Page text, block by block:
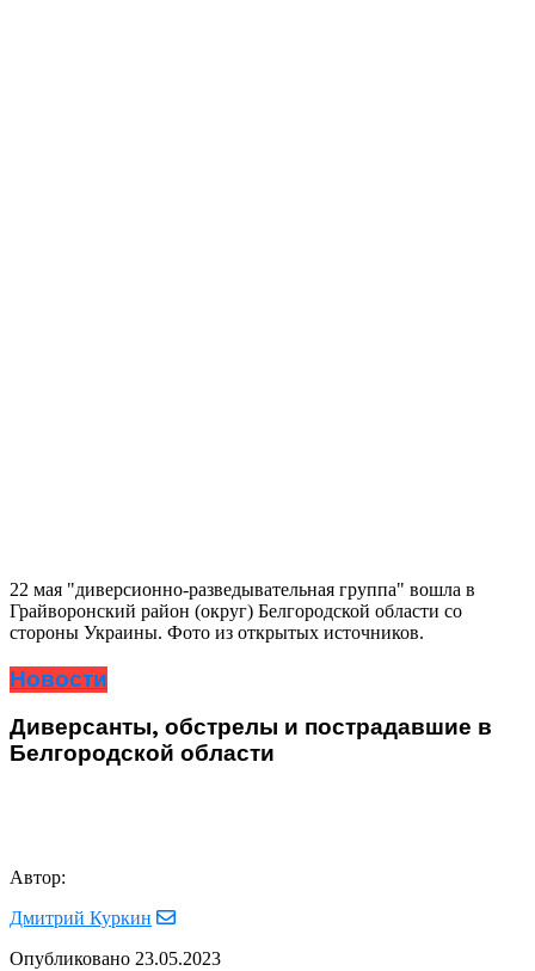
22 мая "диверсионно-разведывательная группа" вошла в
Грайворонский район (округ) Белгородской области со
стороны Украины. Фото из открытых источников.
Новости
Диверсанты, обстрелы и пострадавшие в
Белгородской области
Автор:
Дмитрий Куркин
Опубликовано 23.05.2023